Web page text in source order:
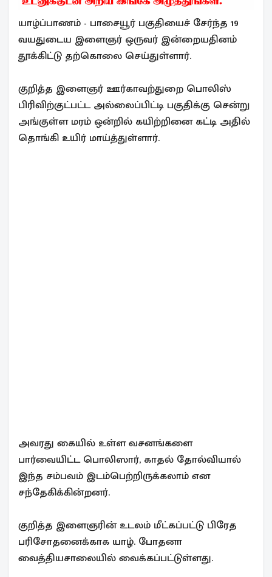
யாழ்ப்பாணம் - பாசையூர் பகுதியைச் சேர்ந்த 19
வயதுடைய இளைஞர் ஒருவர் இன்றையதினம்
தூக்கிட்டு தற்கொலை செய்துள்ளார்.
குறித்த இளைஞர் ஊர்காவற்துறை பொலிஸ்
பிரிவிற்குட்பட்ட அல்லைப்பிட்டி பகுதிக்கு சென்று
அங்குள்ள மரம் ஒன்றில் கயிற்றினை கட்டி அதில்
தொங்கி உயிர் மாய்த்துள்ளார்.
அவரது கையில் உள்ள வசனங்களை
பார்வையிட்ட பொலிஸார், காதல் தோல்வியால்
இந்த சம்பவம் இடம்பெற்றிருக்கலாம் என
சந்தேகிக்கின்றனர்.
குறித்த இளைஞரின் உடலம் மீட்கப்பட்டு பிரேத
பரிசோதனைக்காக யாழ். போதனா
வைத்தியசாலையில் வைக்கப்பட்டுள்ளது.